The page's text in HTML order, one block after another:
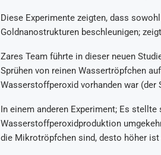
Diese Experimente zeigten, dass
Goldnanostrukturen beschleunigen;
Zares Team führte in dieser neuen
Sprühen von reinen Wassertröpfchen
Wasserstoffperoxid vorhanden war (der
In einem anderen Experiment; Es
Wasserstoffperoxidproduktion
die Mikrotröpfchen sind, desto höher